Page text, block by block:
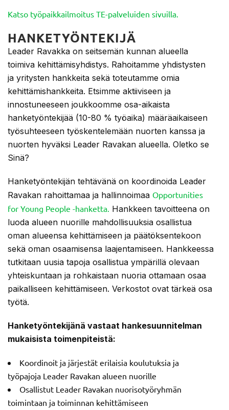
Katso työpaikkailmoitus TE-palveluiden sivuilla.
HANKETYÖNTEKIJÄ
Leader Ravakka on seitsemän kunnan alueella
toimiva kehittämisyhdistys. Rahoitamme yhdistysten
ja yritysten hankkeita sekä toteutamme omia
kehittämishankkeita. Etsimme aktiiviseen ja
innostuneeseen joukkoomme osa-aikaista
hanketyöntekijää (10-80 % työaika) määräaikaiseen
työsuhteeseen työskentelemään nuorten kanssa ja
nuorten hyväksi Leader Ravakan alueella. Oletko se
Sinä?
Hanketyöntekijän tehtävänä on koordinoida Leader
Ravakan rahoittamaa ja hallinnoimaa Opportunities
for Young People -hanketta. Hankkeen tavoitteena on
luoda alueen nuorille mahdollisuuksia osallistua
oman alueensa kehittämiseen ja päätöksentekoon
sekä oman osaamisensa laajentamiseen. Hankkeessa
tutkitaan uusia tapoja osallistua ympärillä olevaan
yhteiskuntaan ja rohkaistaan nuoria ottamaan osaa
paikalliseen kehittämiseen. Verkostot ovat tärkeä osa
työtä.
Hanketyöntekijänä vastaat hankesuunnitelman
mukaisista toimenpiteistä:
Koordinoit ja järjestät erilaisia koulutuksia ja
työpajoja Leader Ravakan alueen nuorille
Osallistut Leader Ravakan nuorisotyöryhmän
toimintaan ja toiminnan kehittämiseen